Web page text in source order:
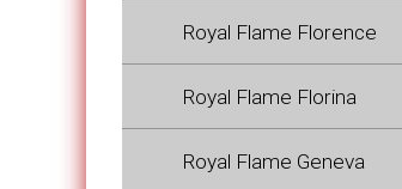
Royal Flame Florence
Royal Flame Florina
Royal Flame Geneva